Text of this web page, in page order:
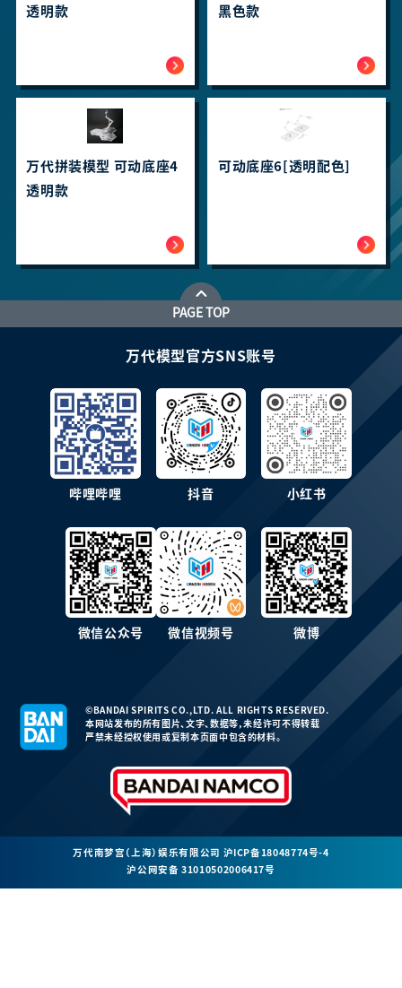
透明款
黑色款
万代拼装模型 可动底座4
透明款
可动底座6[透明配色]
PAGE TOP
万代模型官方SNS账号
哔哩哔哩 抖音 小红书
微信公众号 微信视频号 微博
©BANDAI SPIRITS CO.,LTD. ALL RIGHTS RESERVED.
本网站发布的所有图片、文字、数据等，未经许可不得转载
严禁未经授权使用或复制本页面中包含的材料。
万代南梦宫（上海）娱乐有限公司 沪ICP备18048774号-4
沪公网安备 31010502006417号